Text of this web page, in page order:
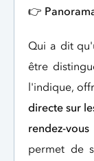
👉
Qui a dit
être
l'indique,
directe sur
rendez-
permet de